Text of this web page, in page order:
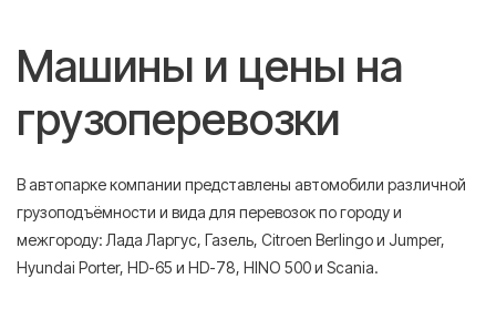
Машины и цены на
грузоперевозки
В автопарке компании представлены автомобили различной
грузоподъёмности и вида для перевозок по городу и
межгороду: Лада Ларгус, Газель, Citroen Berlingo и Jumper,
Hyundai Porter, HD-65 и HD-78, HINO 500 и Scania.